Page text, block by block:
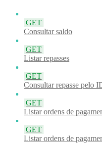
GET
Consultar saldo
GET
Listar repasses
GET
Consultar repasse pelo
GET
Listar ordens de
GET
Listar ordens de